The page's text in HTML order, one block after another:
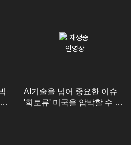
AI기술을 넘어 중요한 이슈
'희토류' 미국을 압박할 수 있